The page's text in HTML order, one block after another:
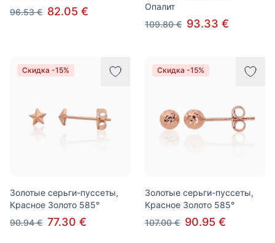
96.53 € 82.05 €
Опалит
109.80 € 93.33 €
Скидка -15%
Золотые серьги-пуссеты,
Красное Золото 585°
90.94 € 77.30 €
Скидка -15%
Золотые серьги-пуссеты,
Красное Золото 585°
107.00 € 90.95 €